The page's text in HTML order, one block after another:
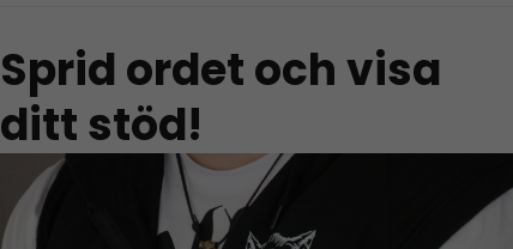
Sprid ordet och visa
ditt stöd!